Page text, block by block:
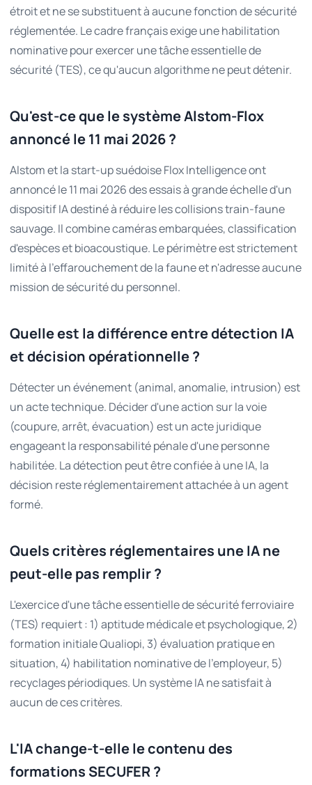
étroit et ne se substituent à aucune fonction de sécurité
réglementée. Le cadre français exige une habilitation
nominative pour exercer une tâche essentielle de
sécurité (TES), ce qu'aucun algorithme ne peut détenir.
Qu'est-ce que le système Alstom-Flox
annoncé le 11 mai 2026 ?
Alstom et la start-up suédoise Flox Intelligence ont
annoncé le 11 mai 2026 des essais à grande échelle d'un
dispositif IA destiné à réduire les collisions train-faune
sauvage. Il combine caméras embarquées, classification
d'espèces et bioacoustique. Le périmètre est strictement
limité à l'effarouchement de la faune et n'adresse aucune
mission de sécurité du personnel.
Quelle est la différence entre détection IA
et décision opérationnelle ?
Détecter un événement (animal, anomalie, intrusion) est
un acte technique. Décider d'une action sur la voie
(coupure, arrêt, évacuation) est un acte juridique
engageant la responsabilité pénale d'une personne
habilitée. La détection peut être confiée à une IA, la
décision reste réglementairement attachée à un agent
formé.
Quels critères réglementaires une IA ne
peut-elle pas remplir ?
L'exercice d'une tâche essentielle de sécurité ferroviaire
(TES) requiert : 1) aptitude médicale et psychologique, 2)
formation initiale Qualiopi, 3) évaluation pratique en
situation, 4) habilitation nominative de l'employeur, 5)
recyclages périodiques. Un système IA ne satisfait à
aucun de ces critères.
L'IA change-t-elle le contenu des
formations SECUFER ?